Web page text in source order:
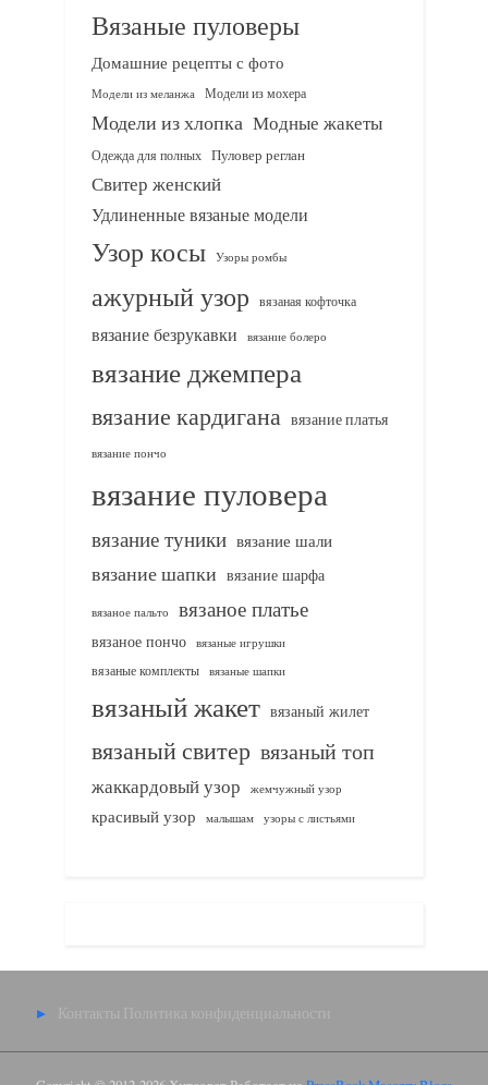
Вязаные пуловеры
Домашние рецепты с фото
Модели из меланжа Модели из мохера
Модели из хлопка Модные жакеты
Одежда для полных Пуловер реглан
Свитер женский
Удлиненные вязаные модели
Узор косы Узоры ромбы
ажурный узор вязаная кофточка
вязание безрукавки вязание болеро
вязание джемпера
вязание кардигана вязание платья
вязание пончо
вязание пуловера
вязание туники вязание шали
вязание шапки вязание шарфа
вязаное пальто вязаное платье
вязаное пончо вязаные игрушки
вязаные комплекты
вязаные шапки
вязаный жакет вязаный жилет
вязаный свитер вязаный топ
жаккардовый узор жемчужный узор
красивый узор малышам узоры с листьями
Контакты Политика конфиденциальности